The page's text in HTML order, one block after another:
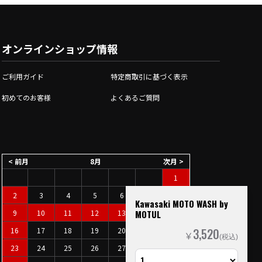
Kawasaki MOTO WASH by
MOTUL
￥3,520(税込)
オンラインショップ情報
ご利用ガイド 特定商取引に基づく表示
初めてのお客様 よくあるご質問
8月
< 前月
次月 >
1
2
3 4 5 6
9
10 11 12 13 14
16
17 18 19 20
23
24 25 26 27 28
29